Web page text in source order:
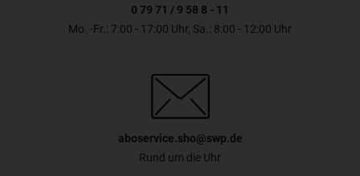
0 79 71 / 9 58 8 - 11
Mo. -Fr.: 7:00 - 17:00 Uhr, Sa.: 8:00 - 12:00 Uhr
aboservice.sho@swp.de
Rund um die Uhr